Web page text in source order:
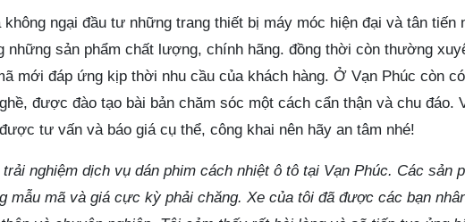
không ngại đầu tư những trang thiết bị máy móc hiện đại và tân tiến
những sản phẩm chất lượng, chính hãng. đồng thời còn thường
mới đáp ứng kịp thời nhu cầu của khách hàng. Ở Vạn Phúc còn
được đào tạo bài bản chăm sóc một cách cẩn thận và chu đáo.
tư vấn và báo giá cụ thể, công khai nên hãy an tâm nhé!
nghiệm dịch vụ dán phim cách nhiệt ô tô tại Vạn Phúc. Các sản
mẫu mã và giá cực kỳ phải chăng. Xe của tôi đã được các bạn